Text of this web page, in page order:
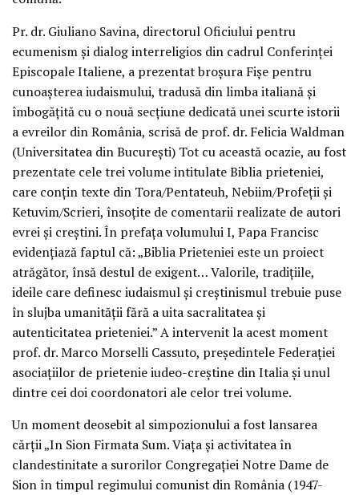
Pr. dr. Giuliano Savina, directorul Oficiului pentru
ecumenism și dialog interreligios din cadrul Conferinței
Episcopale Italiene, a prezentat broșura Fișe pentru
cunoașterea iudaismului, tradusă din limba italiană și
îmbogățită cu o nouă secțiune dedicată unei scurte istorii
a evreilor din România, scrisă de prof. dr. Felicia Waldman
(Universitatea din București) Tot cu această ocazie, au fost
prezentate cele trei volume intitulate Biblia prieteniei,
care conțin texte din Tora/Pentateuh, Nebiim/Profeții și
Ketuvim/Scrieri, însoțite de comentarii realizate de autori
evrei și creștini. În prefața volumului I, Papa Francisc
evidențiază faptul că: „Biblia Prieteniei este un proiect
atrăgător, însă destul de exigent… Valorile, tradițiile,
ideile care definesc iudaismul și creștinismul trebuie puse
în slujba umanității fără a uita sacralitatea și
autenticitatea prieteniei.” A intervenit la acest moment
prof. dr. Marco Morselli Cassuto, președintele Federației
asociațiilor de prietenie iudeo-creștine din Italia și unul
dintre cei doi coordonatori ale celor trei volume.
Un moment deosebit al simpozionului a fost lansarea
cărții „In Sion Firmata Sum. Viața și activitatea în
clandestinitate a surorilor Congregației Notre Dame de
Sion în timpul regimului comunist din România (1947-